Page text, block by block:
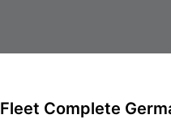
Fleet Complete